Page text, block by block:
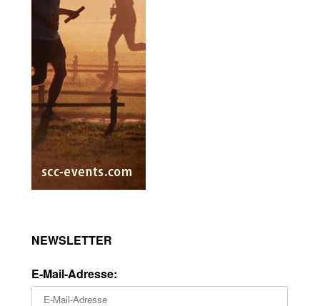
NEWSLETTER
E-Mail-Adresse: